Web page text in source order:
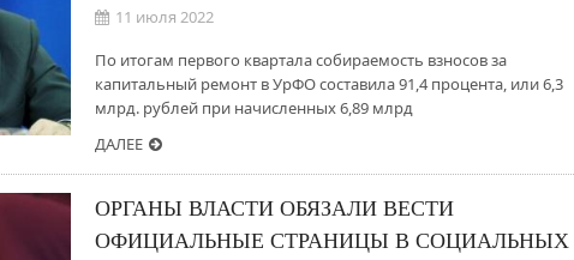
11 июля 2022
По итогам первого квартала собираемость взносов за
капитальный ремонт в УрФО составила 91,4 процента, или 6,3
млрд. рублей при начисленных 6,89 млрд
ДАЛЕЕ
ОРГАНЫ ВЛАСТИ ОБЯЗАЛИ ВЕСТИ
ОФИЦИАЛЬНЫЕ СТРАНИЦЫ В СОЦИАЛЬНЫХ